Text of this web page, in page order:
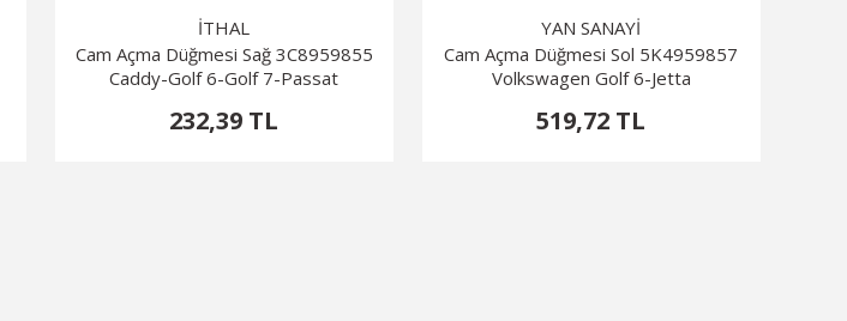
İTHAL
Cam Açma Düğmesi Sağ 3C8959855
Caddy-Golf 6-Golf 7-Passat
232,39 TL
YAN SANAYİ
Cam Açma Düğmesi Sol 5K4959857
Volkswagen Golf 6-Jetta
519,72 TL